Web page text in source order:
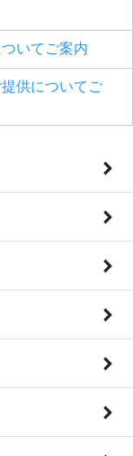
いてご案内
供についてご